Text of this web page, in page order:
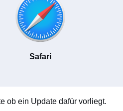
Safari
ob ein Update dafür vorliegt.